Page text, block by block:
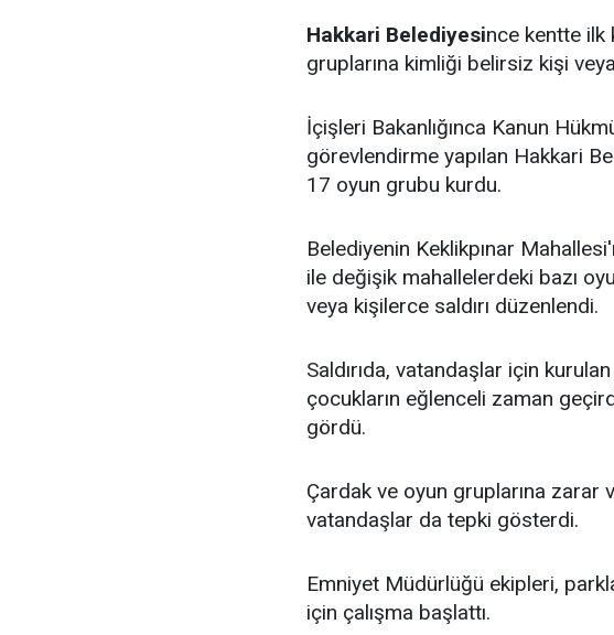
Hakkari Belediyesince kentte ilk
gruplarına kimliği belirsiz kişi
İçişleri Bakanlığınca Kanun
görevlendirme yapılan Hakkari
17 oyun grubu kurdu.
Belediyenin Keklikpınar
ile değişik mahallelerdeki bazı
veya kişilerce saldırı düzenlendi.
Saldırıda, vatandaşlar için
çocukların eğlenceli zaman
gördü.
Çardak ve oyun gruplarına zarar
vatandaşlar da tepki gösterdi.
Emniyet Müdürlüğü ekipleri,
için çalışma başlattı.